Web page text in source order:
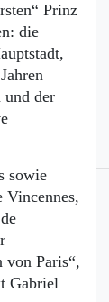
Prinz
die
und der
sowie
Vincennes,
von Paris“,
Gabriel